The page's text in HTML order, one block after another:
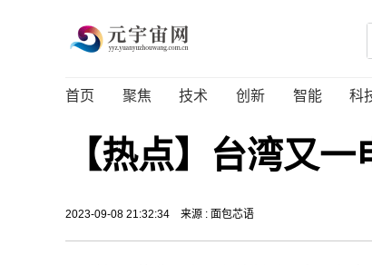
首页 聚焦 技术 创新 智能 科
【热点】台湾又
2023-09-08 21:32:34 来源 : 面包芯语